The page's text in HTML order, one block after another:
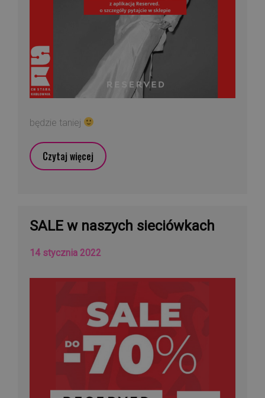
będzie taniej
Czytaj więcej
SALE w naszych sieciówkach
14 stycznia 2022